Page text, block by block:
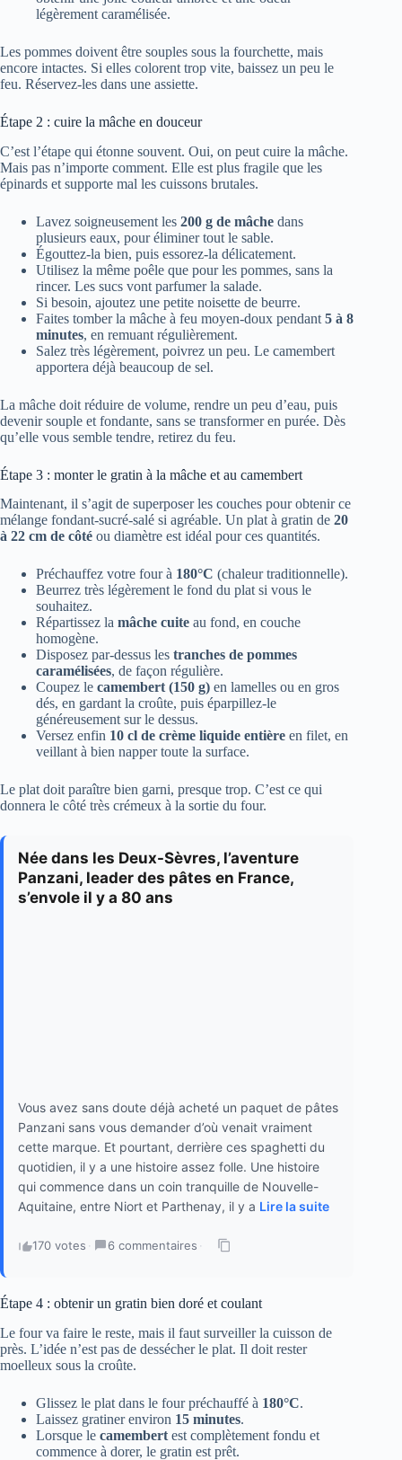
légèrement caramélisée.
Les pommes doivent être souples sous la fourchette, mais
encore intactes. Si elles colorent trop vite, baissez un peu le
feu. Réservez-les dans une assiette.
Étape 2 : cuire la mâche en douceur
C’est l’étape qui étonne souvent. Oui, on peut cuire la mâche.
Mais pas n’importe comment. Elle est plus fragile que les
épinards et supporte mal les cuissons brutales.
Lavez soigneusement les 200 g de mâche dans
plusieurs eaux, pour éliminer tout le sable.
Égouttez-la bien, puis essorez-la délicatement.
Utilisez la même poêle que pour les pommes, sans la
rincer. Les sucs vont parfumer la salade.
Si besoin, ajoutez une petite noisette de beurre.
Faites tomber la mâche à feu moyen-doux pendant 5 à 8
minutes, en remuant régulièrement.
Salez très légèrement, poivrez un peu. Le camembert
apportera déjà beaucoup de sel.
La mâche doit réduire de volume, rendre un peu d’eau, puis
devenir souple et fondante, sans se transformer en purée. Dès
qu’elle vous semble tendre, retirez du feu.
Étape 3 : monter le gratin à la mâche et au camembert
Maintenant, il s’agit de superposer les couches pour obtenir ce
mélange fondant-sucré-salé si agréable. Un plat à gratin de 20
à 22 cm de côté ou diamètre est idéal pour ces quantités.
Préchauffez votre four à 180°C (chaleur traditionnelle).
Beurrez très légèrement le fond du plat si vous le
souhaitez.
Répartissez la mâche cuite au fond, en couche
homogène.
Disposez par-dessus les tranches de pommes
caramélisées, de façon régulière.
Coupez le camembert (150 g) en lamelles ou en gros
dés, en gardant la croûte, puis éparpillez-le
généreusement sur le dessus.
Versez enfin 10 cl de crème liquide entière en filet, en
veillant à bien napper toute la surface.
Le plat doit paraître bien garni, presque trop. C’est ce qui
donnera le côté très crémeux à la sortie du four.
Née dans les Deux-Sèvres, l’aventure
Panzani, leader des pâtes en France,
s’envole il y a 80 ans
Vous avez sans doute déjà acheté un paquet de pâtes
Panzani sans vous demander d’où venait vraiment
cette marque. Et pourtant, derrière ces spaghetti du
quotidien, il y a une histoire assez folle. Une histoire
qui commence dans un coin tranquille de Nouvelle-
Aquitaine, entre Niort et Parthenay, il y a Lire la suite
170 votes · 6 commentaires ·
Étape 4 : obtenir un gratin bien doré et coulant
Le four va faire le reste, mais il faut surveiller la cuisson de
près. L’idée n’est pas de dessécher le plat. Il doit rester
moelleux sous la croûte.
Glissez le plat dans le four préchauffé à 180°C.
Laissez gratiner environ 15 minutes.
Lorsque le camembert est complètement fondu et
commence à dorer, le gratin est prêt.